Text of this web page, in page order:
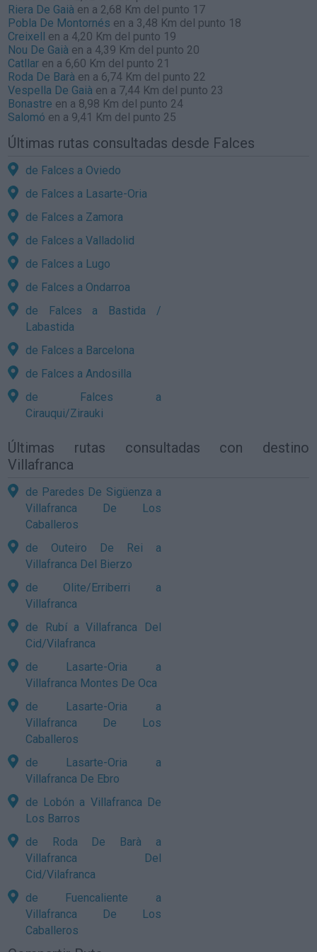
Riera De Gaià en a 2,68 Km del punto 17
Pobla De Montornés en a 3,48 Km del punto 18
Creixell en a 4,20 Km del punto 19
Nou De Gaià en a 4,39 Km del punto 20
Catllar en a 6,60 Km del punto 21
Roda De Barà en a 6,74 Km del punto 22
Vespella De Gaià en a 7,44 Km del punto 23
Bonastre en a 8,98 Km del punto 24
Salomó en a 9,41 Km del punto 25
Últimas rutas consultadas desde Falces
de Falces a Oviedo
de Falces a Lasarte-Oria
de Falces a Zamora
de Falces a Valladolid
de Falces a Lugo
de Falces a Ondarroa
de Falces a Bastida /
Labastida
de Falces a Barcelona
de Falces a Andosilla
de Falces a
Cirauqui/Zirauki
Últimas rutas consultadas con destino
Villafranca
de Paredes De Sigüenza a
Villafranca De Los
Caballeros
de Outeiro De Rei a
Villafranca Del Bierzo
de Olite/Erriberri a
Villafranca
de Rubí a Villafranca Del
Cid/Vilafranca
de Lasarte-Oria a
Villafranca Montes De Oca
de Lasarte-Oria a
Villafranca De Los
Caballeros
de Lasarte-Oria a
Villafranca De Ebro
de Lobón a Villafranca De
Los Barros
de Roda De Barà a
Villafranca Del
Cid/Vilafranca
de Fuencaliente a
Villafranca De Los
Caballeros